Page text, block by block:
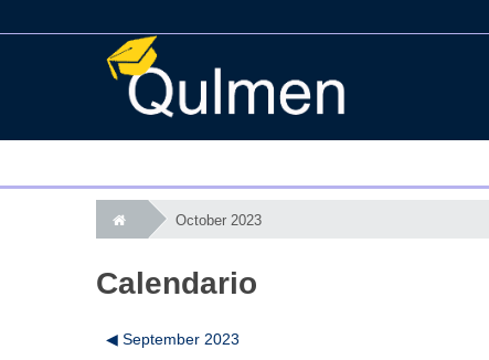
October 2023
Calendario
◀︎ September 2023